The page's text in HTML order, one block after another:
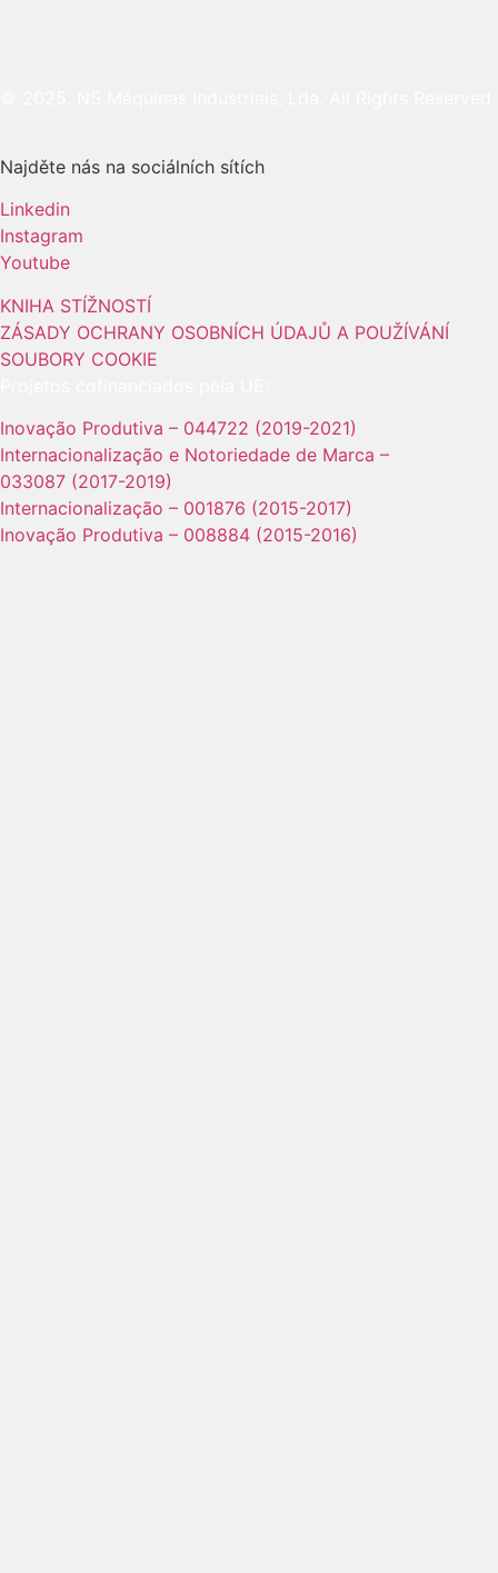
Najděte nás na sociálních sítích
Linkedin
Instagram
Youtube
KNIHA STÍŽNOSTÍ
ZÁSADY OCHRANY OSOBNÍCH ÚDAJŮ A POUŽÍVÁNÍ
SOUBORY COOKIE
Inovação Produtiva – 044722 (2019-2021)
Internacionalização e Notoriedade de Marca –
033087 (2017-2019)
Internacionalização – 001876 (2015-2017)
Inovação Produtiva – 008884 (2015-2016)